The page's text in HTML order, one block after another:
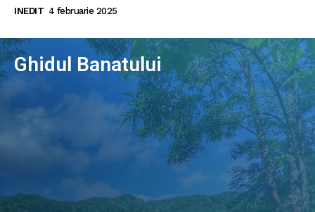
INEDIT 4 februarie 2025
Ghidul Banatului